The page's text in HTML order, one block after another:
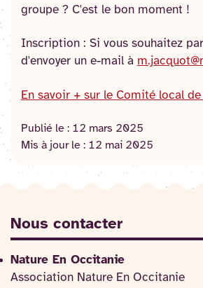
groupe ? C'est le bon moment !
Inscription : Si vous souhaitez
d'envoyer un e-mail à
En savoir + sur le Comité local
Publié le : 12 mars 2025
Mis à jour le : 12 mai 2025
Nous contacter
Nature En Occitanie
Association Nature En Occitanie